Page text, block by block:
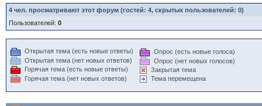
4чел. просматривают этот форум (гостей: 4, скрытых пользователей: 0)
Пользователей: 0
Открытая тема (есть новые ответы)
Открытая тема (нет новых ответов)
Горячая тема (есть новые ответы)
Горячая тема (нет новых ответов)
Опрос (есть новые голоса)
Опрос (нет новых голосов)
Закрытая тема
Тема перемещена